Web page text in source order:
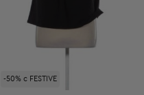
-50% с FESTIVE